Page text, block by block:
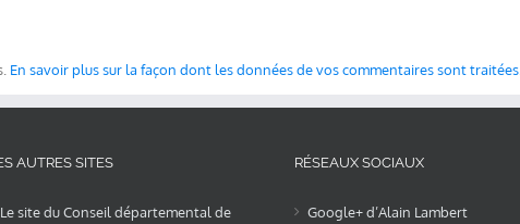
En savoir plus sur la façon dont les données de vos commentaires sont traitées
AUTRES SITES
Le site du Conseil départemental de
RÉSEAUX SOCIAUX
Google+ d’Alain Lambert